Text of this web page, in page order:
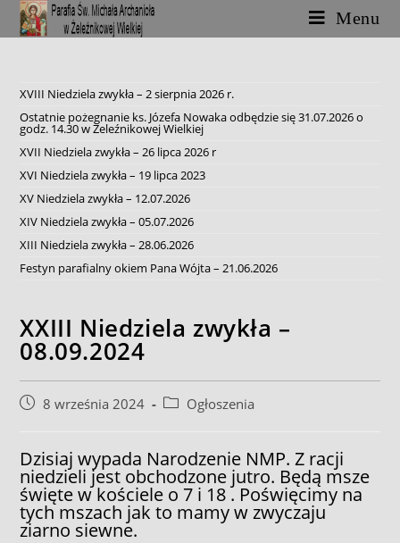
Skip
content
Menu
XVIII Niedziela zwykła – 2 sierpnia 2026 r.
Ostatnie pożegnanie ks. Józefa Nowaka odbędzie się 31.07.2026 o
godz. 14.30 w Żeleźnikowej Wielkiej
XVII Niedziela zwykła – 26 lipca 2026 r
XVI Niedziela zwykła – 19 lipca 2023
XV Niedziela zwykła – 12.07.2026
XIV Niedziela zwykła – 05.07.2026
XIII Niedziela zwykła – 28.06.2026
Festyn parafialny okiem Pana Wójta – 21.06.2026
XXIII Niedziela zwykła –
08.09.2024
Post8 września 2024
PostOgłoszenia
Dzisiaj wypada Narodzenie NMP. Z racji
niedzieli jest obchodzone jutro. Będą msze
święte w kościele o 7 i 18 . Poświęcimy na
tych mszach jak to mamy w zwyczaju
ziarno siewne.